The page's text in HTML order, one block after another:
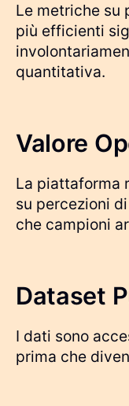
Le metriche su
più efficienti
quantitativa.
Valore
La piattaforma
su percezioni
che campioni
Dataset
I dati sono
prima che